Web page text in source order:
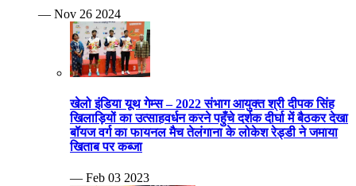
— Nov 26 2024
खेलो इंडिया यूथ गेम्स – 2022 संभाग आयुक्त श्री दीपक सिंह
खिलाड़ियों का उत्साहवर्धन करने पहुँचे दर्शक दीर्घा में बैठकर देखा
बॉयज वर्ग का फायनल मैच तेलंगाना के लोकेश रेड्डी ने जमाया
खिताब पर कब्जा
— Feb 03 2023